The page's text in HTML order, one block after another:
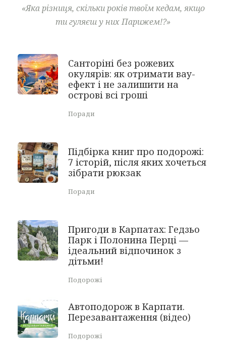
«Яка різниця, скільки років твоїм кедам, якщо
ти гуляєш у них Парижем!?»
Санторіні без рожевих
окулярів: як отримати вау-
ефект і не залишити на
острові всі гроші
Поради
Підбірка книг про подорожі:
7 історій, після яких хочеться
зібрати рюкзак
Поради
Пригоди в Карпатах: Гедзьо
Парк і Полонина Перці —
ідеальний відпочинок з
дітьми!
Подорожі
Автоподорож в Карпати.
Перезавантаження (відео)
Подорожі